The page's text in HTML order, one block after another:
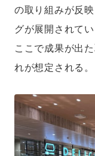
の取り組みが反
グが展開されて
ここで成果が出
れが想定される。